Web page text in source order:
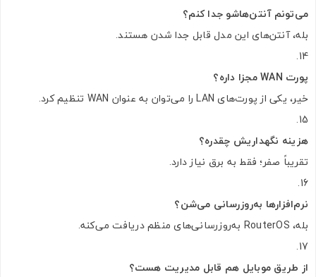
می‌تونم آنتن‌هاشو جدا کنم؟
بله، آنتن‌های این مدل قابل جدا شدن هستند.
پورت WAN مجزا داره؟
خیر، یکی از پورت‌های LAN را می‌توان به عنوان WAN تنظیم کرد.
هزینه نگهداریش چقدره؟
تقریباً صفر؛ فقط به برق نیاز دارد.
نرم‌افزارها به‌روزرسانی می‌شن؟
بله، RouterOS به‌روزرسانی‌های منظم دریافت می‌کنه.
از طریق موبایل هم قابل مدیریت هست؟